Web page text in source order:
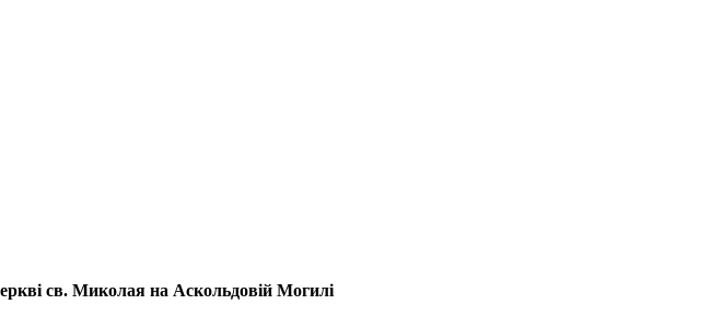
св. Миколая на Аскольдовій Могилі